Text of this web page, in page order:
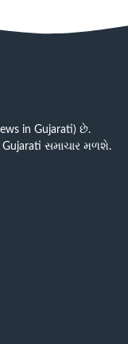
in Gujarati) છે.
સમાચાર મળશે.